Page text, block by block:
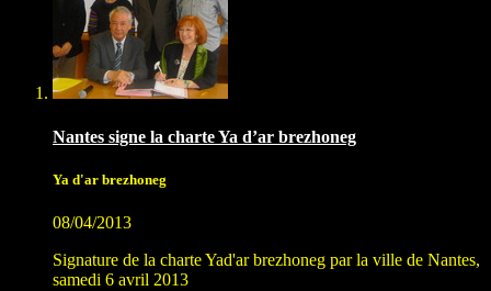
Nantes signe la charte Ya d’ar brezhoneg
Ya d'ar brezhoneg
08/04/2013
Signature de la charte Yad'ar brezhoneg par la ville de Nantes,
samedi 6 avril 2013